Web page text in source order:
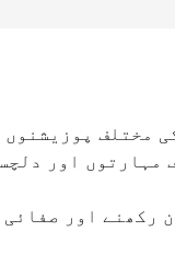
مہارتوں اور
رکھنے اور